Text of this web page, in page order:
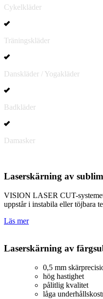
Cykelkläder
Träningskläder
Danskläder / Yogakläder
Badkläder
Damasker
Laserskärning av
VISION LASER CUT-systemet
uppstår i instabila eller töjbara
Läs mer
Laserskärning av
0,5 mm
hög hastighet
pålitlig kvalitet
låga